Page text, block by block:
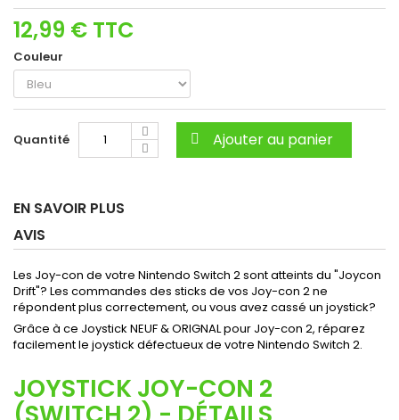
12,99 € TTC
Couleur
Quantité Ajouter au panier
EN SAVOIR PLUS
AVIS
Les Joy-con de votre Nintendo Switch 2 sont atteints du "Joycon
Drift"? Les commandes des sticks de vos Joy-con 2 ne
répondent plus correctement, ou vous avez cassé un joystick?
Grâce à ce Joystick NEUF & ORIGNAL pour Joy-con 2, réparez
facilement le joystick défectueux de votre Nintendo Switch 2.
JOYSTICK JOY-CON 2